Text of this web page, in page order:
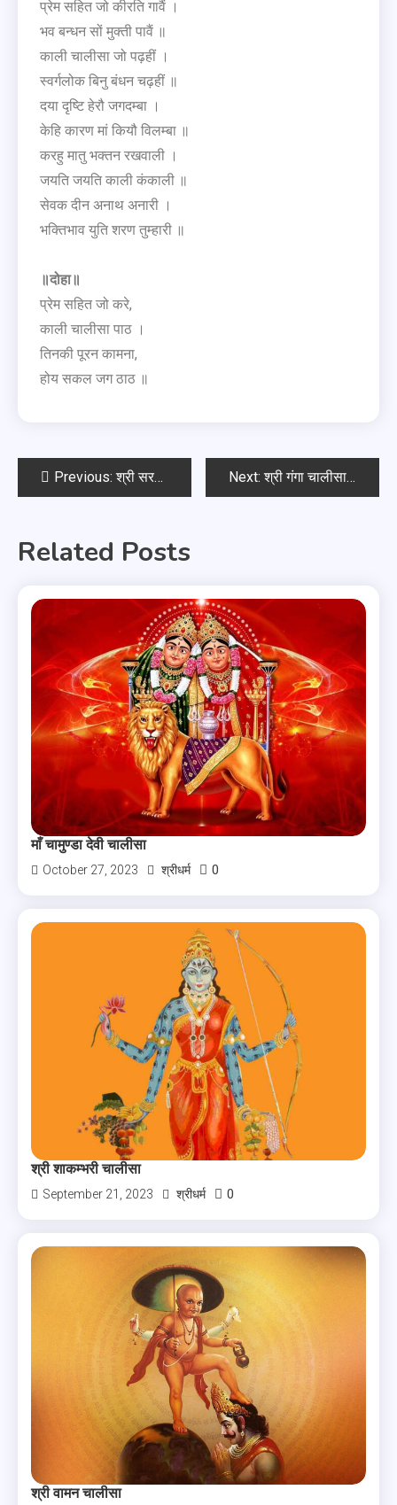
प्रेम सहित जो कीरति गावैं ।
भव बन्धन सों मुक्ती पावैं ॥
काली चालीसा जो पढ़हीं ।
स्वर्गलोक बिनु बंधन चढ़हीं ॥
दया दृष्टि हेरौ जगदम्बा ।
केहि कारण मां कियौ विलम्बा ॥
करहु मातु भक्तन रखवाली ।
जयति जयति काली कंकाली ॥
सेवक दीन अनाथ अनारी ।
भक्तिभाव युति शरण तुम्हारी ॥
॥दोहा॥
प्रेम सहित जो करे,
काली चालीसा पाठ ।
तिनकी पूरन कामना,
होय सकल जग ठाठ ॥
Previous: श्री सरस्वती चालीसा Next: श्री गंगा चालीसा
Related Posts
माँ चामुण्डा देवी चालीसा
October 27, 2023 श्रीधर्म 0
श्री शाकम्भरी चालीसा
September 21, 2023 श्रीधर्म 0
श्री वामन चालीसा